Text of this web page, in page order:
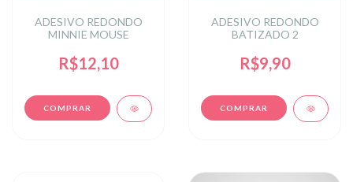
ADESIVO REDONDO
MINNIE MOUSE
R$12,10
ADESIVO REDONDO
BATIZADO 2
R$9,90